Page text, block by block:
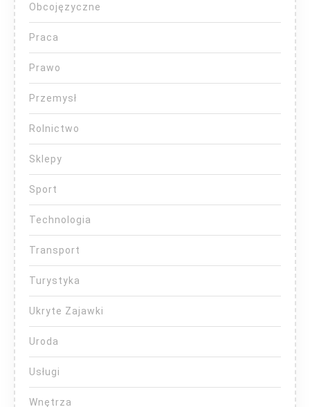
Obcojęzyczne
Praca
Prawo
Przemysł
Rolnictwo
Sklepy
Sport
Technologia
Transport
Turystyka
Ukryte Zajawki
Uroda
Usługi
Wnętrza